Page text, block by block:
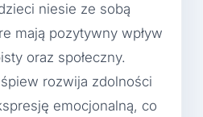
niesie ze sobą
mają pozytywny wpływ
oraz społeczny.
rozwija zdolności
emocjonalną, co